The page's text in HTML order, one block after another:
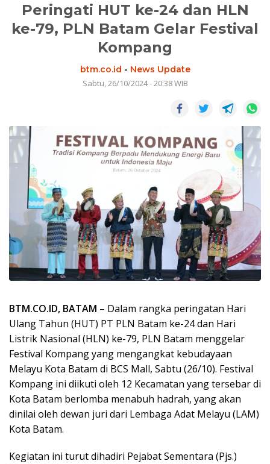
Peringati HUT ke-24 dan HLN
ke-79, PLN Batam Gelar Festival
Kompang
btm.co.id - News Update
Sabtu, 26/10/2024 - 20:38 WIB
BTM.CO.ID, BATAM – Dalam rangka peringatan Hari
Ulang Tahun (HUT) PT PLN Batam ke-24 dan Hari
Listrik Nasional (HLN) ke-79, PLN Batam menggelar
Festival Kompang yang mengangkat kebudayaan
Melayu Kota Batam di BCS Mall, Sabtu (26/10). Festival
Kompang ini diikuti oleh 12 Kecamatan yang tersebar di
Kota Batam berlomba menabuh hadrah, yang akan
dinilai oleh dewan juri dari Lembaga Adat Melayu (LAM)
Kota Batam.
Kegiatan ini turut dihadiri Pejabat Sementara (Pjs.)